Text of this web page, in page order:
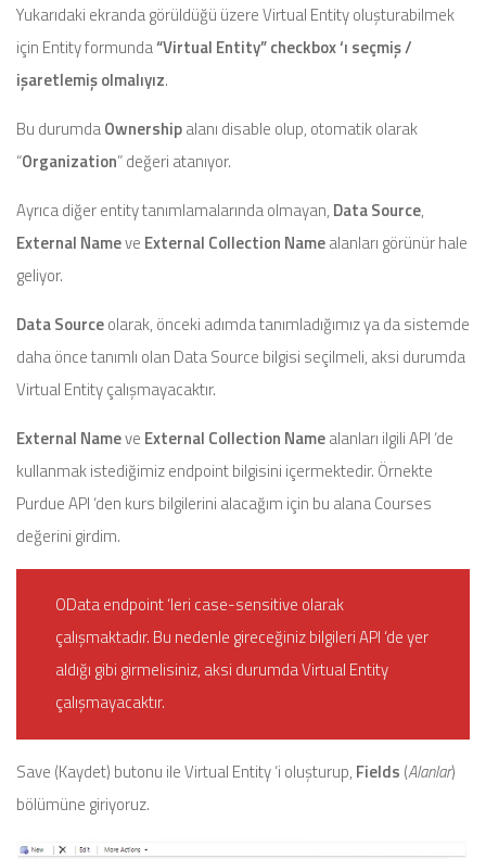
Yukarıdaki ekranda görüldüğü üzere Virtual Entity oluşturabilmek
için Entity formunda“Virtual Entity” checkbox ‘ı seçmiş /
işaretlemiş olmalıyız.
Bu durumdaOwnershipalanı disable olup, otomatik olarak
“Organization” değeri atanıyor.
Ayrıca diğer entity tanımlamalarında olmayan, Data Source,
External Nameve External Collection Namealanları görünür hale
geliyor.
Data Sourceolarak, önceki adımda tanımladığımız ya da sistemde
daha önce tanımlı olan Data Source bilgisi seçilmeli, aksi durumda
Virtual Entity çalışmayacaktır.
External Nameve External Collection Namealanları ilgili API ‘de
kullanmak istediğimiz endpoint bilgisini içermektedir. Örnekte
Purdue API ‘den kurs bilgilerini alacağım için bu alana Courses
değerini girdim.
OData endpoint ‘leri case-sensitive olarak
çalışmaktadır. Bu nedenle gireceğiniz bilgileri API ‘de yer
aldığı gibi girmelisiniz, aksi durumda Virtual Entity
çalışmayacaktır.
Save (Kaydet) butonu ile Virtual Entity ‘i oluşturup, Fields (Alanlar)
bölümüne giriyoruz.